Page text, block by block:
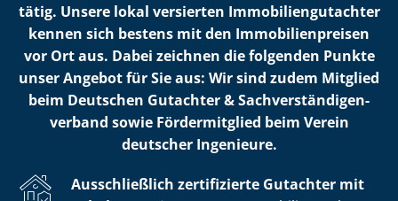
tätig. Unsere lokal versierten Im­mo­bi­li­en­gut­ach­ter
kennen sich bestens mit den Im­mo­bi­li­en­prei­sen
vor Ort aus. Dabei zeichnen die folgenden Punkte
unser Angebot für Sie aus: Wir sind zudem Mitglied
beim Deutschen Gutachter & Sach­ver­stän­di­gen­
ver­band sowie Fördermitglied beim Verein
deutscher Ingenieure.
Ausschließlich zertifizierte Gutachter mit